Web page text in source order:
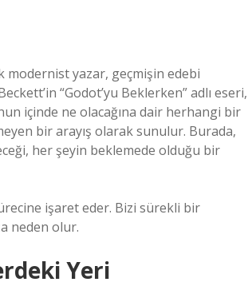
modernist yazar, geçmişin edebi
“Godot’yu Beklerken” adlı eseri,
içinde ne olacağına dair herhangi bir
bir arayış olarak sunulur. Burada,
her şeyin beklemede olduğu bir
işaret eder. Bizi sürekli bir
neden olur.
Yeri